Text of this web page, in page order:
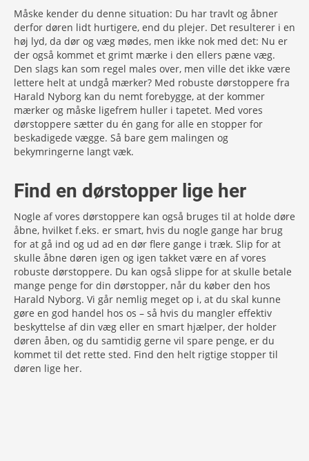
Måske kender du denne situation: Du har travlt og åbner
derfor døren lidt hurtigere, end du plejer. Det resulterer i en
høj lyd, da dør og væg mødes, men ikke nok med det: Nu er
der også kommet et grimt mærke i den ellers pæne væg.
Den slags kan som regel males over, men ville det ikke være
lettere helt at undgå mærker? Med robuste dørstoppere fra
Harald Nyborg kan du nemt forebygge, at der kommer
mærker og måske ligefrem huller i tapetet. Med vores
dørstoppere sætter du én gang for alle en stopper for
beskadigede vægge. Så bare gem malingen og
bekymringerne langt væk.
Find en dørstopper lige her
Nogle af vores dørstoppere kan også bruges til at holde døre
åbne, hvilket f.eks. er smart, hvis du nogle gange har brug
for at gå ind og ud ad en dør flere gange i træk. Slip for at
skulle åbne døren igen og igen takket være en af vores
robuste dørstoppere. Du kan også slippe for at skulle betale
mange penge for din dørstopper, når du køber den hos
Harald Nyborg. Vi går nemlig meget op i, at du skal kunne
gøre en god handel hos os – så hvis du mangler effektiv
beskyttelse af din væg eller en smart hjælper, der holder
døren åben, og du samtidig gerne vil spare penge, er du
kommet til det rette sted. Find den helt rigtige stopper til
døren lige her.